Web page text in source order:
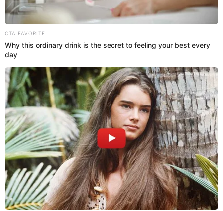
A través de Instagram, Alex Valera sorprendió a sus seguidores con
rutina de entrenamiento tras ser convocado a la selección peruana
de Juan Reynoso. El ex Universitario de Deportes se alista para
29 Ago 2022 | 16:04 h
Alex Valera tiene una bonita amistad con
Christian Cueva en Arabia y así lo demuestra: